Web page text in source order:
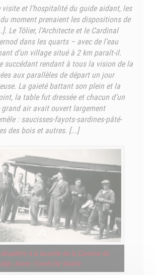
et l’hospitalité du guide aidant, les
moment prenaient les dispositions de
Le Tôlier, l’Architecte et le Cardinal
dans les quarts – avec de l’eau
d’un village situé à 2 km paraît-il.
succédant rendant à tous la vision de la
aux parallèles de départ un jour
La gaieté battant son plein et la
la table fut dressée et chacun d’un
air avait ouvert largement
: saucisses-fayots-sardines-pâté-
des bois et autres. [...]
à la buvette de la Caverne du
Aisne - Fonds De Swarte